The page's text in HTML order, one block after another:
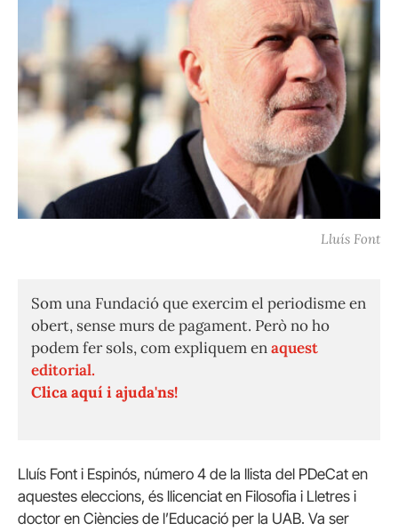
Lluís Font
Som una Fundació que exercim el periodisme en
obert, sense murs de pagament. Però no ho
podem fer sols, com expliquem enaquest
editorial.
Clica aquí i ajuda'ns!
Lluís Font i Espinós, número 4 de la llista del PDeCat en
aquestes eleccions, és llicenciat en Filosofia i Lletres i
doctor en Ciències de l’Educació per la UAB. Va ser